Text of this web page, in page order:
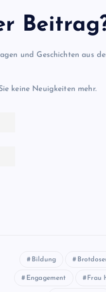
und Geschichten aus
keine Neuigkeiten mehr.
Bildung
Engagement Frau